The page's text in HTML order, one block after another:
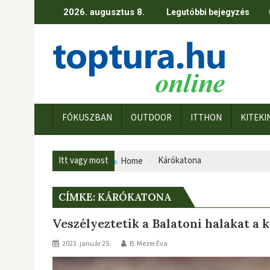
2026. augusztus 8. Legutóbbi bejegyzés
FÓKUSZBAN OUTDOOR ITTHON
Itt vagy most Home Kárókatona
CÍMKE: KÁRÓKATONA
Veszélyeztetik a Balatoni halakat a
2023. január 25. B. Mezei Éva